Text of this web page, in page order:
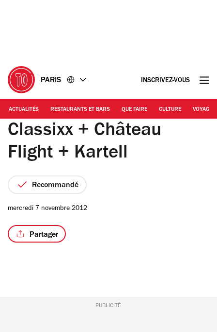
PARIS INSCRIVEZ-VOUS
ACTUALITÉS RESTAURANTS ET BARS QUE FAIRE CULTURE VOYAGE
Classixx + Château
Flight + Kartell
Recommandé
mercredi 7 novembre 2012
Partager
PUBLICITÉ